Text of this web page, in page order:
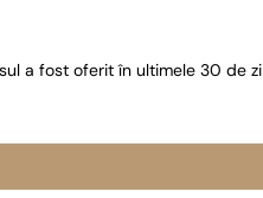
a fost oferit în ultimele 30 de